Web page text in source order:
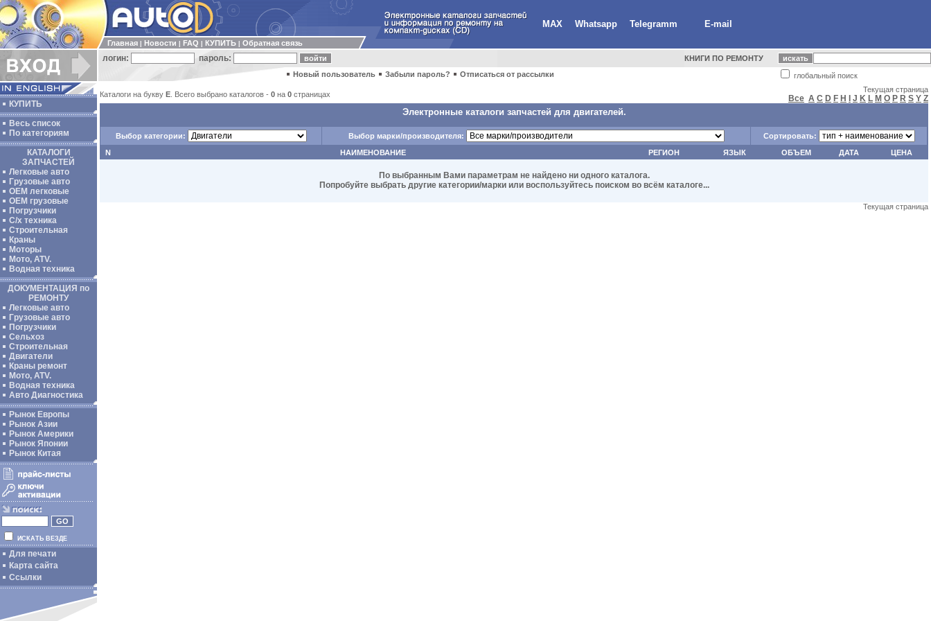
MAX Whatsapp Telegramm E-mail
Главная Новости FAQ КУПИТЬ Обратная связь
логин: пароль: КНИГИ ПО РЕМОНТУ
глобальный поиск
Новый пользователь Забыли пароль? Отписаться от рассылки
КУПИТЬ
Весь список
По категориям
КАТАЛОГИ
ЗАПЧАСТЕЙ
Легковые авто
Грузовые авто
ОЕМ легковые
OEM грузовые
Погрузчики
С/х техника
Строительная
Краны
Моторы
Мото, ATV.
Водная техника
ДОКУМЕНТАЦИЯ по
РЕМОНТУ
Легковые авто
Грузовые авто
Погрузчики
Сельхоз
Строительная
Двигатели
Краны ремонт
Мото, ATV.
Водная техника
Авто Диагностика
Рынок Европы
Рынок Азии
Рынок Америки
Рынок Японии
Рынок Китая
ИСКАТЬ ВЕЗДЕ
Для печати
Карта сайта
Ссылки
Каталоги на букву E . Всего выбрано каталогов - 0 на 0 страницах
Текущая страница
Все A C D F H J K L M O P R S Y Z
Электронные каталоги запчастей для двигателей.
Выбор категории: Выбор марки/производителя:
Сортировать:
N
НАИМЕНОВАНИЕ РЕГИОН ЯЗЫК ОБЪЕМ ДАТА ЦЕНА
По выбранным Вами параметрам не найдено ни одного каталога.
Попробуйте выбрать другие категории/марки или воспользуйтесь поиском во всём каталоге...
Текущая страница